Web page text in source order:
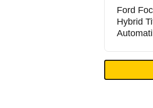
Ford
Hybrid